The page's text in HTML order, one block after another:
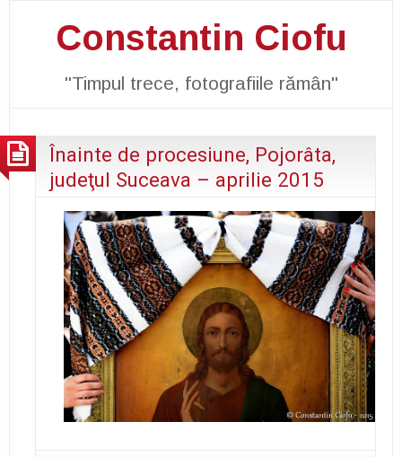
Constantin Ciofu
"Timpul trece, fotografiile rămân"
Înainte de procesiune, Pojorâta,
judeţul Suceava – aprilie 2015